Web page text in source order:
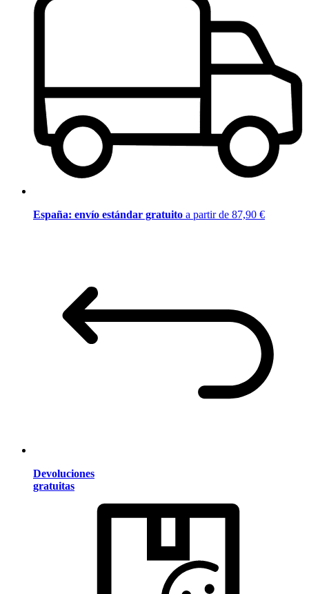
España: envío estándar gratuito a partir de 87,90 €
Devoluciones
gratuitas